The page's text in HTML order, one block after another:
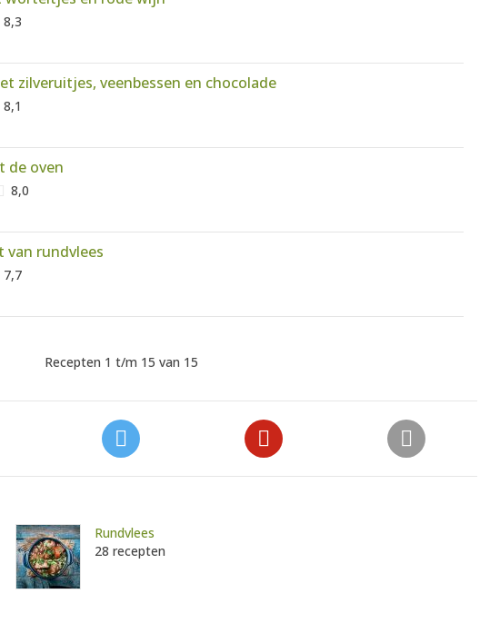
8,3
zilveruitjes, veenbessen en chocolade
8,1
de oven
8,0
rundvlees
7,7
Recepten 1 t/m 15 van 15
Rundvlees
28 recepten